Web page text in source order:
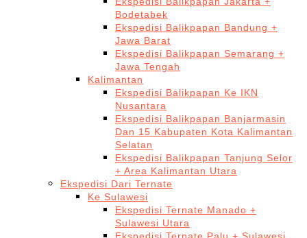
Bodetabek
Ekspedisi Balikpapan Bandung +
Jawa Barat
Ekspedisi Balikpapan Semarang +
Jawa Tengah
Kalimantan
Ekspedisi Balikpapan Ke IKN
Nusantara
Ekspedisi Balikpapan Banjarmasin
Dan 15 Kabupaten Kota Kalimantan
Selatan
Ekspedisi Balikpapan Tanjung Selor
+ Area Kalimantan Utara
Ekspedisi Dari Ternate
Ke Sulawesi
Ekspedisi Ternate Manado +
Sulawesi Utara